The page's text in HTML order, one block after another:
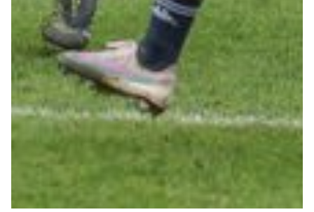
Isolani x Genoa
Gift Card Online Store
Fortissimo batte il mio cuor